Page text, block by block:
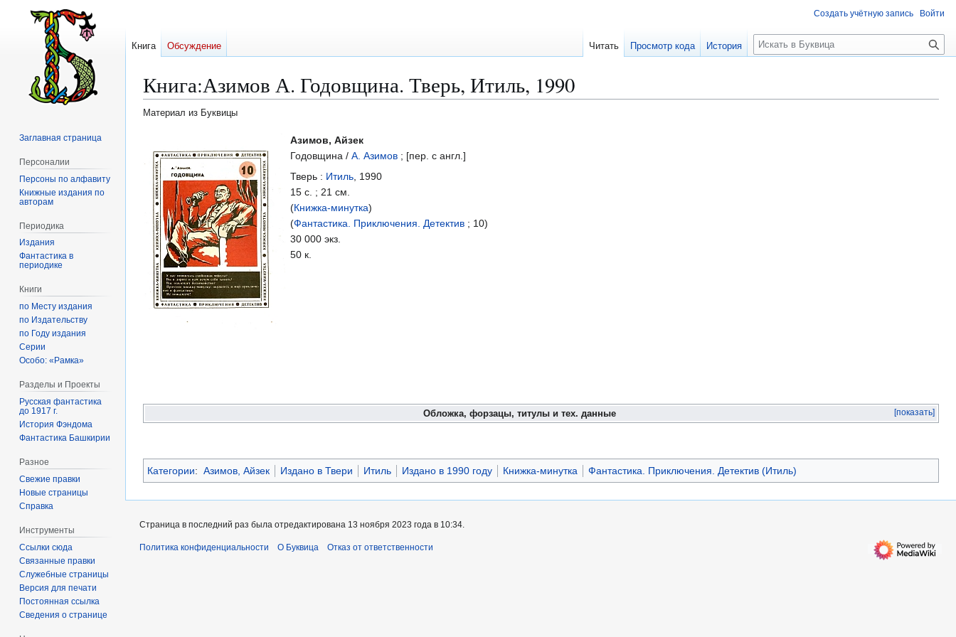
Книга:Азимов А. Годовщина. Тверь, Итиль, 1990
Материал из Буквицы
навигации
поиску
Азимов, Айзек
Годовщина / А. Азимов ; [пер. с англ.]
Тверь : Итиль , 1990
15 с. ; 21 см.
(Книжка-минутка)
(Фантастика. Приключения. Детектив ; 10)
30 000 экз.
50 к.
Обложка, форзацы, титулы и тех. данные [показать]
Категории: Азимов, Айзек Издано в Твери Итиль Издано в 1990 году Книжка-минутка Фантастика. Приключения. Детектив (Итиль)
Создать учётную запись Войти
Книга Обсуждение Читать Просмотр кода История
П
о
к
Заглавная страница
Персоналии
Персоны по алфавиту
Книжные издания по
авторам
Периодика
Издания
Фантастика в
периодике
Книги
по Месту издания
по Издательству
по Году издания
Серии
Особо: «Рамка»
Разделы и Проекты
Русская фантастика
до 1917 г.
История Фэндома
Фантастика Башкирии
Разное
Свежие правки
Новые страницы
Справка
Инструменты
Ссылки сюда
Связанные правки
Служебные страницы
Версия для печати
Постоянная ссылка
Сведения о странице
Страница в последний раз была отредактирована 13 ноября 2023 года в 10:34.
Политика конфиденциальности О Буквица Отказ от ответственности